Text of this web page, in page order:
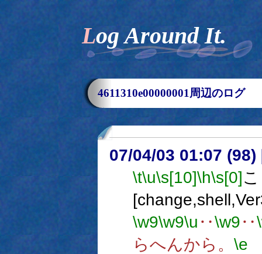
Log Around It.
4611310e00000001周辺のログ
07/04/03 01:07 (98)
\t\u\s[10]\h\s[0]
\w9\w9\u ‥\w9‥
らへんから。 \e